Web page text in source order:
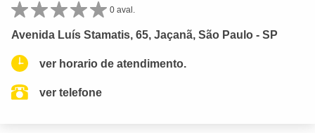
0 aval.
Avenida Luís Stamatis, 65, Jaçanã, São Paulo - SP
ver horario de atendimento.
ver telefone